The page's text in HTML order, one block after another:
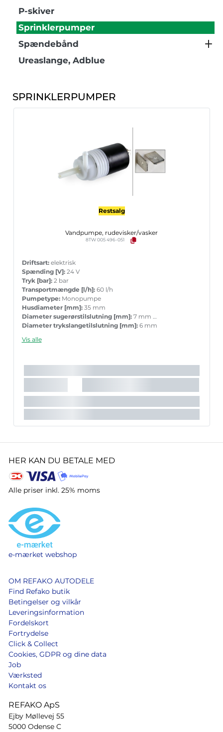
P-skiver
Sprinklerpumper
Spændebånd
Ureaslange, Adblue
SPRINKLERPUMPER
Restsalg
Vandpumpe, rudevisker/vasker
8TW 005 496-051
Driftsart:elektrisk
Spænding [V]:24 V
Tryk [bar]:2 bar
Transportmængde [l/h]:60 l/h
Pumpetype:Monopumpe
Husdiameter [mm]:35 mm
Diameter sugerørstilslutning [mm]:7 mm
Diameter trykslangetilslutning [mm]:6 mm
Vis alle
HER KAN DU BETALE MED
Alle priser inkl. 25% moms
e-mærket webshop
OM REFAKO AUTODELE
Find Refako butik
Betingelser og vilkår
Leveringsinformation
Fordelskort
Fortrydelse
Click & Collect
Cookies, GDPR og dine data
Job
Værksted
Kontakt os
REFAKO ApS
Ejby Møllevej 55
5000 Odense C